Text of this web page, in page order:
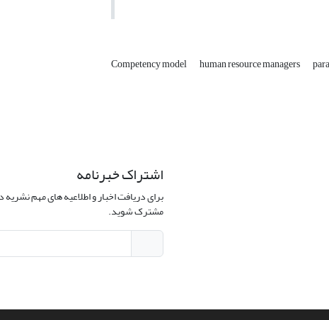
Competency model human resource managers
اشتراک خبرنامه
برای دریافت اخبار و اطلاعیه های مهم
مشترک شوید.